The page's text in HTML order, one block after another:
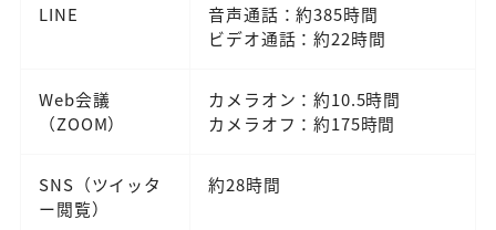
LINE
音声通話：約385時間
ビデオ通話：約22時間
Web会議
（ZOOM）
カメラオン：約10.5時間
カメラオフ：約175時間
SNS（ツイッタ
ー閲覧）
約28時間